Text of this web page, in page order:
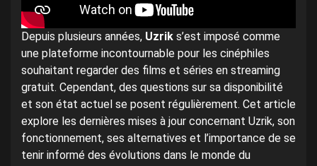
Depuis plusieurs années, Uzrik s’est imposé comme
une plateforme incontournable pour les cinéphiles
souhaitant regarder des films et séries en streaming
gratuit. Cependant, des questions sur sa disponibilité
et son état actuel se posent régulièrement. Cet article
explore les dernières mises à jour concernant Uzrik, son
fonctionnement, ses alternatives et l’importance de se
tenir informé des évolutions dans le monde du